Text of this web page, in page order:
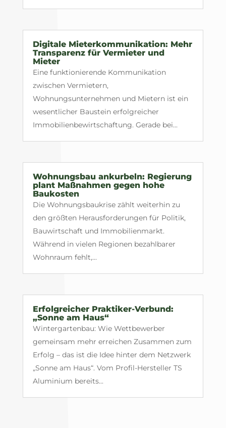
Digitale Mieterkommunikation: Mehr
Transparenz für Vermieter und
Mieter
Eine funktionierende Kommunikation
zwischen Vermietern,
Wohnungsunternehmen und Mietern ist ein
wesentlicher Baustein erfolgreicher
Immobilienbewirtschaftung. Gerade bei...
Wohnungsbau ankurbeln: Regierung
plant Maßnahmen gegen hohe
Baukosten
Die Wohnungsbaukrise zählt weiterhin zu
den größten Herausforderungen für Politik,
Bauwirtschaft und Immobilienmarkt.
Während in vielen Regionen bezahlbarer
Wohnraum fehlt,...
Erfolgreicher Praktiker-Verbund:
„Sonne am Haus“
Wintergartenbau: Wie Wettbewerber
gemeinsam mehr erreichen Zusammen zum
Erfolg – das ist die Idee hinter dem Netzwerk
„Sonne am Haus“. Vom Profil-Hersteller TS
Aluminium bereits...